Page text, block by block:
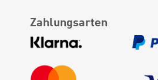
Zahlungsarten